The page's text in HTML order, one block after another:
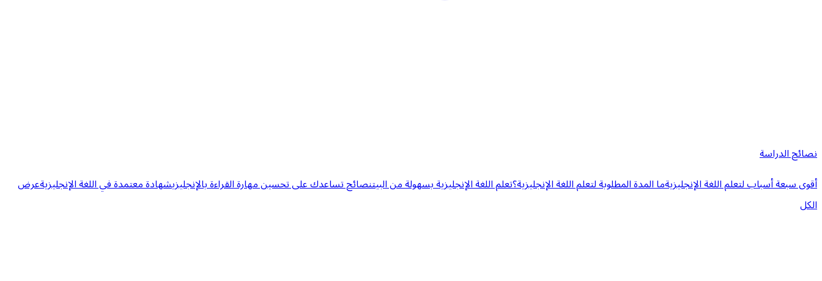
نصائح الدراسة
أقوى سبعة أسباب لتعلم اللغة الإنجليزيةما المدة المطلوبة لتعلم اللغة الإنجليزية؟تعلم اللغة الإنجليزية بسهولة من البيتنصائح تساعدك على تحسين مهارة القراءة بالإنجليزيشهادة معتمدة في اللغة الإنجليزيةعرض
الكل